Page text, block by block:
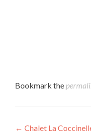
Bookmark the
Post
← Chalet La